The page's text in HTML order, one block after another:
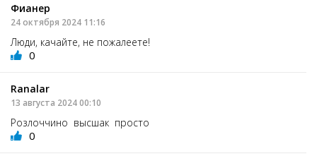
Фианер
24 октября 2024 11:16
Люди, качайте, не пожалеете!
0
Ranalar
13 августа 2024 00:10
Розлоччино высшак просто
0